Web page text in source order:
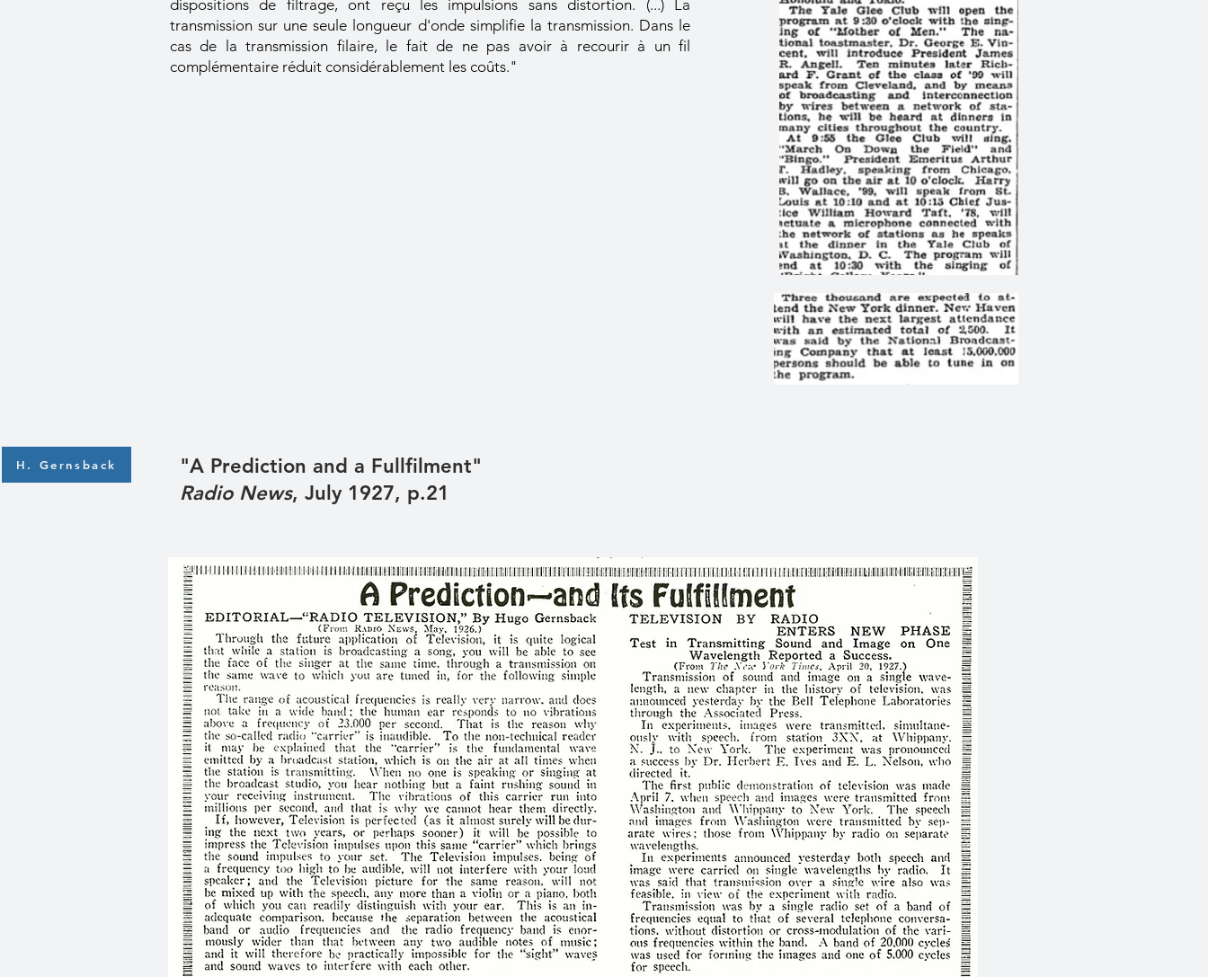
dispositions de filtrage, ont reçu les impulsions sans distortion. (...) La
transmission sur une seule longueur d'onde simplifie la transmission. Dans le
cas de la transmission filaire, le fait de ne pas avoir à recourir à un fil
complémentaire réduit considérablement les coûts."
H. Gernsback
"A Prediction and a Fullfilment"
Radio News, July 1927, p.21